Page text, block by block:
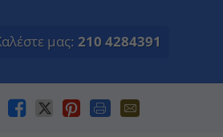
μας:210 4284391